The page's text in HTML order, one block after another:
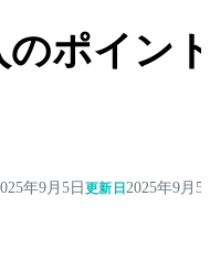
のポイン
年9月5日 更新日2025年9月5